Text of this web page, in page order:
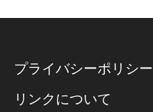
プライバシーポリシー
リンクについて